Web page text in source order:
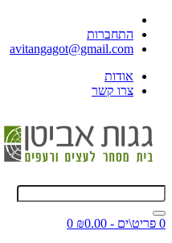
התחברות
avitangagot@gmail.com
אודות
צרו קשר
0 פריט\ים - ₪0.00
0